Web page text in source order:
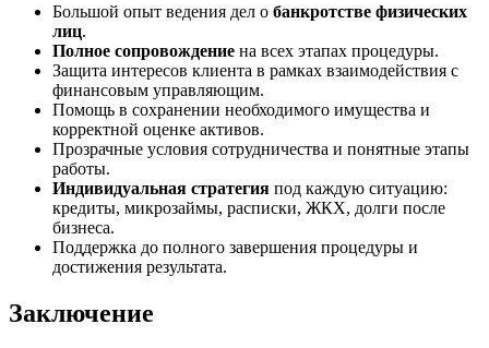
Большой опыт ведения дел о банкротстве физических
лиц.
Полное сопровождение на всех этапах процедуры.
Защита интересов клиента в рамках взаимодействия с
финансовым управляющим.
Помощь в сохранении необходимого имущества и
корректной оценке активов.
Прозрачные условия сотрудничества и понятные этапы
работы.
Индивидуальная стратегия под каждую ситуацию:
кредиты, микрозаймы, расписки, ЖКХ, долги после
бизнеса.
Поддержка до полного завершения процедуры и
достижения результата.
Заключение